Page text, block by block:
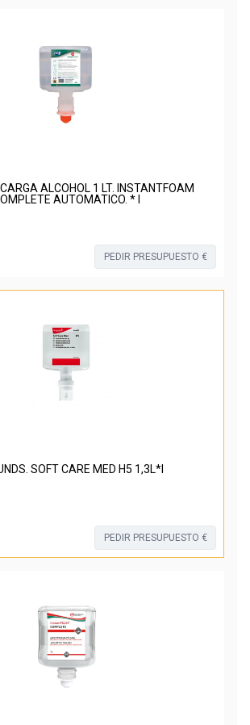
ALCOHOL 1 LT. INSTANTFOAM
AUTOMATICO. * I
PEDIR PRESUPUESTO €
SOFT CARE MED H5 1,3L*I
PEDIR PRESUPUESTO €